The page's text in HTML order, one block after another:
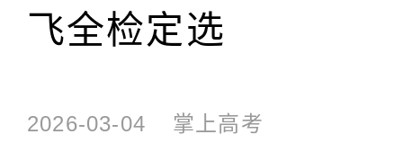
飞全检定选
2026-03-04 掌上高考